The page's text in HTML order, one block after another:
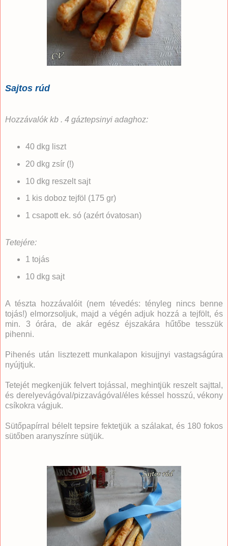
Sajtos rúd
Hozzávalók kb . 4 gáztepsinyi adaghoz:
40 dkg liszt
20 dkg zsír (!)
10 dkg reszelt sajt
1 kis doboz tejföl (175 gr)
1 csapott ek. só (azért óvatosan)
Tetejére:
1 tojás
10 dkg sajt
A tészta hozzávalóit (nem tévedés: tényleg nincs benne
tojás!) elmorzsoljuk, majd a végén adjuk hozzá a tejfölt, és
min. 3 órára, de akár egész éjszakára hűtőbe tesszük
pihenni.
Pihenés után lisztezett munkalapon kisujjnyi vastagságúra
nyújtjuk.
Tetejét megkenjük felvert tojással, meghintjük reszelt sajttal,
és derelyevágóval/pizzavágóval/éles késsel hosszú, vékony
csíkokra vágjuk.
Sütőpapírral bélelt tepsire fektetjük a szálakat, és 180 fokos
sütőben aranyszínre sütjük.